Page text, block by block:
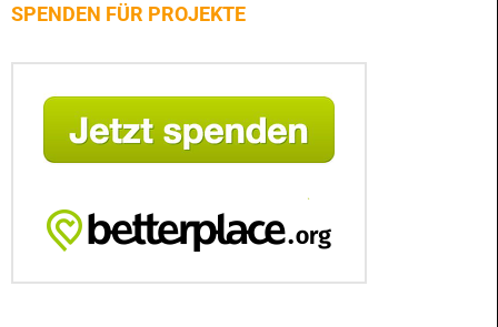
SPENDEN FÜR PROJEKTE